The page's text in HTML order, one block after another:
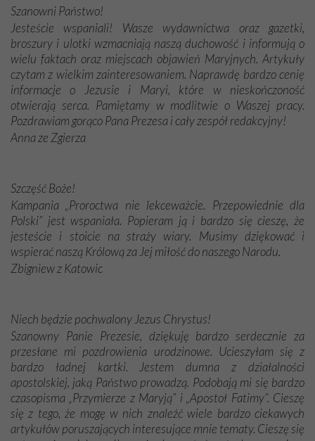
Szanowni Państwo!
Jesteście wspaniali! Wasze wydawnictwa oraz gazetki,
broszury i ulotki wzmacniają naszą duchowość i informują o
wielu faktach oraz miejscach objawień Maryjnych. Artykuły
czytam z wielkim zainteresowaniem. Naprawdę bardzo cenię
informacje o Jezusie i Maryi, które w nieskończoność
otwierają serca. Pamiętamy w modlitwie o Waszej pracy.
Pozdrawiam gorąco Pana Prezesa i cały zespół redakcyjny!
Anna ze Zgierza
Szczęść Boże!
Kampania „Proroctwa nie lekceważcie. Przepowiednie dla
Polski” jest wspaniała. Popieram ją i bardzo się cieszę, że
jesteście i stoicie na straży wiary. Musimy dziękować i
wspierać naszą Królową za Jej miłość do naszego Narodu.
Zbigniew z Katowic
Niech będzie pochwalony Jezus Chrystus!
Szanowny Panie Prezesie, dziękuję bardzo serdecznie za
przesłane mi pozdrowienia urodzinowe. Ucieszyłam się z
bardzo ładnej kartki. Jestem dumna z działalności
apostolskiej, jaką Państwo prowadzą. Podobają mi się bardzo
czasopisma „Przymierze z Maryją” i „Apostoł Fatimy”. Cieszę
się z tego, że mogę w nich znaleźć wiele bardzo ciekawych
artykułów poruszających interesujące mnie tematy. Cieszę się